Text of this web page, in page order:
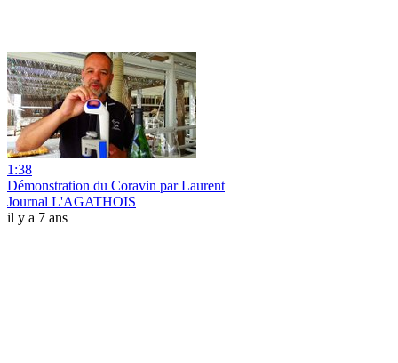
1:38
Démonstration du Coravin par Laurent
Journal L'AGATHOIS
il y a 7 ans